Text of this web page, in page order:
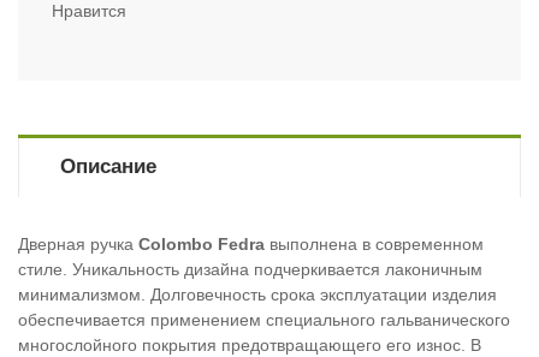
Нравится
Описание
Дверная ручка Colombo Fedra выполнена в современном
стиле. Уникальность дизайна подчеркивается лаконичным
минимализмом. Долговечность срока эксплуатации изделия
обеспечивается применением специального гальванического
многослойного покрытия предотвращающего его износ. В